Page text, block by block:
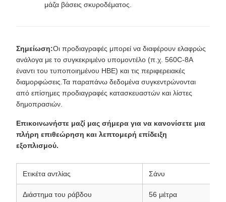
μάζα βάσεις σκυροδέματος.
Σημείωση:Οι προδιαγραφές μπορεί να διαφέρουν ελαφρώς
ανάλογα με το συγκεκριμένο υπομοντέλο (π.χ. 560C-8A
έναντι του τυποποιημένου HBE) και τις περιφερειακές
διαμορφώσεις.Τα παραπάνω δεδομένα συγκεντρώνονται
από επίσημες προδιαγραφές κατασκευαστών και λίστες
δημοπρασιών.
Επικοινωνήστε μαζί μας σήμερα για να κανονίσετε μια
πλήρη επιθεώρηση και λεπτομερή επίδειξη
εξοπλισμού.
Ετικέτα αντλίας Σάνυ
Διάστημα του ράβδου 56 μέτρα